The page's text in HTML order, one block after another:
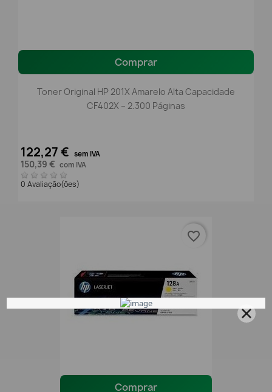
Comprar
Toner Original HP 201X Amarelo Alta Capacidade
CF402X – 2.300 Páginas
122,27 € sem IVA
150,39 € com IVA
0 Avaliação(ões)
Comprar
favorite_border